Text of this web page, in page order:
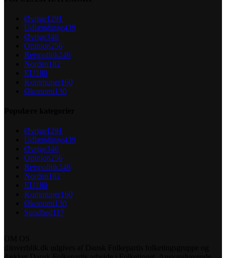
Øvrige1291
Udlændinge439
Øvrige346
Opinion256
Retspolitik246
Norden182
EU180
Kommuner160
Økonomi130
Øvrige1291
Udlændinge439
Øvrige346
Opinion256
Retspolitik246
Norden182
EU180
Kommuner160
Økonomi130
Sundhed117